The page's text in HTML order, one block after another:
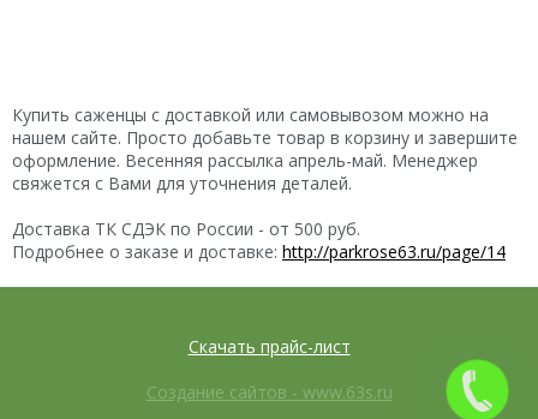
Купить саженцы с доставкой или самовывозом можно на
нашем сайте. Просто добавьте товар в корзину и завершите
оформление. Весенняя рассылка апрель-май. Менеджер
свяжется с Вами для уточнения деталей.
Доставка ТК СДЭК по России - от 500 руб.
Подробнее о заказе и доставке: http://parkrose63.ru/page/14
Скачать прайс-лист
Создание сайтов - www.63s.ru